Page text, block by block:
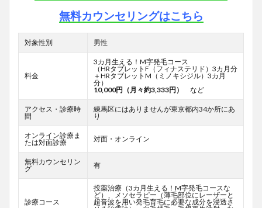
無料カウンセリングはこちら
対象性別 男性
料金
3カ月生える！M字発毛コース
（HRタブレットF （フィナステリド）3カ月分
＋HRタブレットM（ミノキシジル）3カ月
分）
10,000円（月々約3,333円） など
アクセス・診療時
間
練馬区にはありませんが東京都内34か所にあ
り
オンライン診療ま
たは対面診療
対面・オンライン
無料カウンセリン
グ
有
診療コース
投薬治療（3カ月生える！M字発毛コースな
ど）、メソセラピー（薄毛部位にレーザーと
超音波を用い発毛育毛に必要な成分を浸透さ